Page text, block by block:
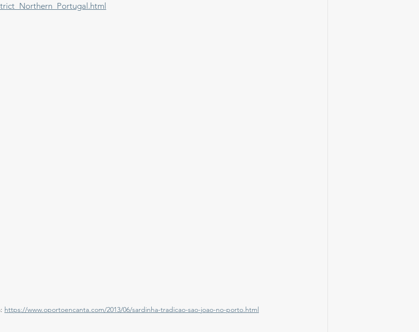
https://www.oportoencanta.com/2013/06/sardinha-tradicao-sao-joao-no-porto.html